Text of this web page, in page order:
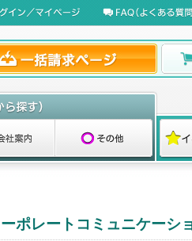
ポレートコミュニケーシ